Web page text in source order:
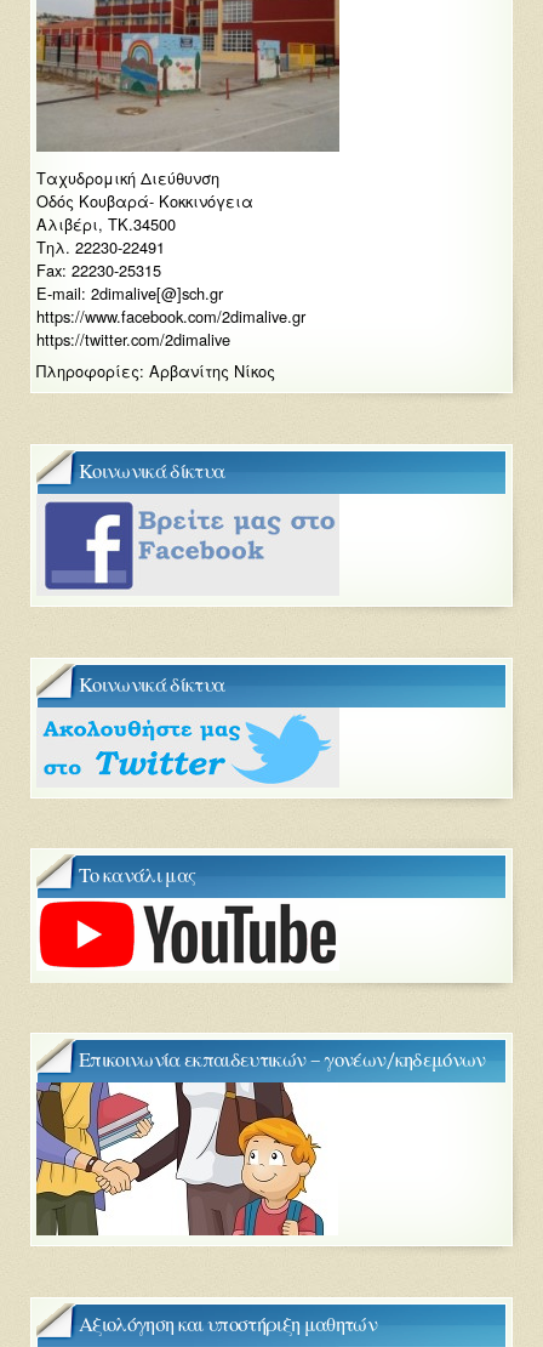
Ταχυδρομική Διεύθυνση
Οδός Κουβαρά- Κοκκινόγεια
Αλιβέρι, ΤΚ.34500
Τηλ. 22230-22491
Fax: 22230-25315
E-mail: 2dimalive[@]sch.gr
https://www.facebook.com/2dimalive.gr
https://twitter.com/2dimalive
Πληροφορίες: Αρβανίτης Νίκος
Κοινωνικά δίκτυα
Κοινωνικά δίκτυα
Το κανάλι μας
Επικοινωνία εκπαιδευτικών – γονέων/κηδεμόνων
Αξιολόγηση και υποστήριξη μαθητών